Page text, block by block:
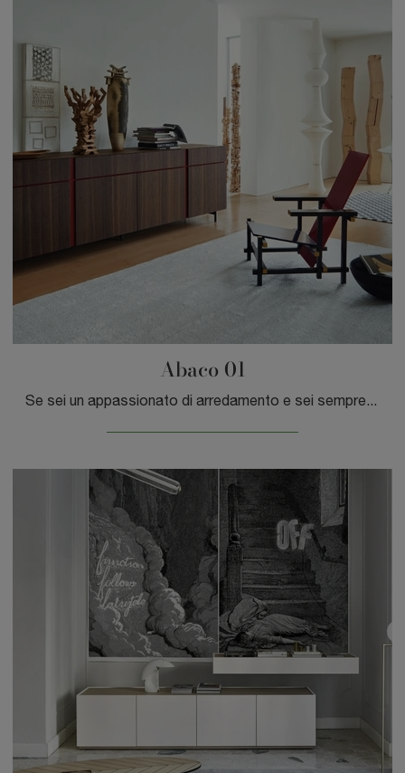
Abaco 01
Se sei un appassionato di arredamento e sei sempre aggiornato riguardo i nuovi trend nel campo, il nostro negozio è il posto giusto per te.